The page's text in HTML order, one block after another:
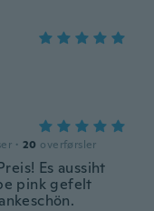
· 20 overførsler
Es aussiht
pink gefelt